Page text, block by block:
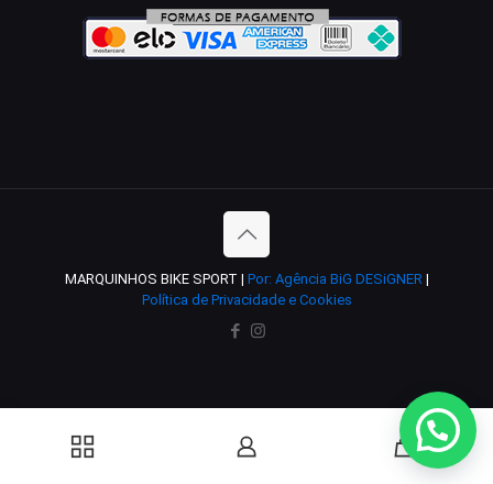
MARQUINHOS BIKE SPORT | Por: Agência BiG DESiGNER |
Política de Privacidade e Cookies
0